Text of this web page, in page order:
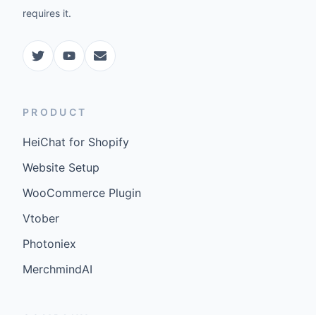
requires it.
PRODUCT
HeiChat for Shopify
Website Setup
WooCommerce Plugin
Vtober
Photoniex
MerchmindAI